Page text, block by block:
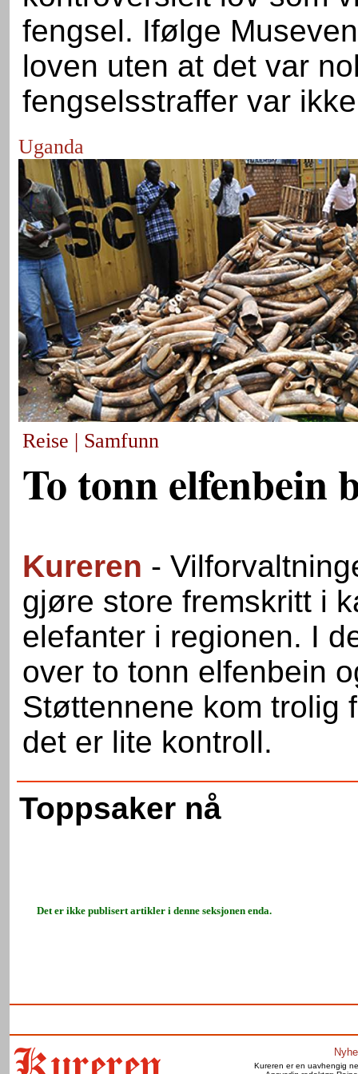
fengsel. Ifølge
loven uten at det var
fengselsstraffer var
Uganda
Reise | Samfunn
To tonn elfenbein
Kureren -
gjøre store fremskritt i
elefanter i regionen. I
over to tonn elfenbein
Støttennene kom trolig
det er lite kontroll.
Toppsaker nå
Det er ikke publisert artikler i denne seksjonen enda.
Kureren er en uavhengig